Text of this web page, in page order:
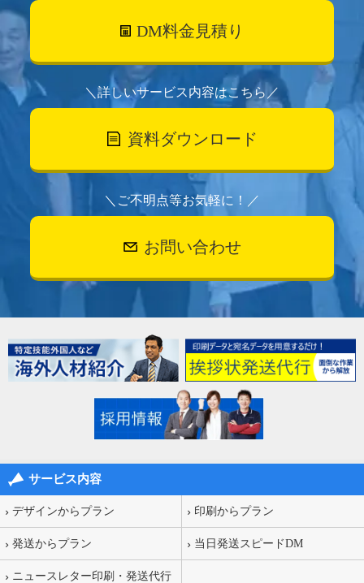
DM料金見積り
＼詳しいサービス内容はこちら／
資料ダウンロード
＼ご不明点等お気軽に！／
お問い合わせ
サービス内容
デザインからプラン 印刷からプラン
発送からプラン 当日発送スピードDM
ニュースレター印刷・発送代行